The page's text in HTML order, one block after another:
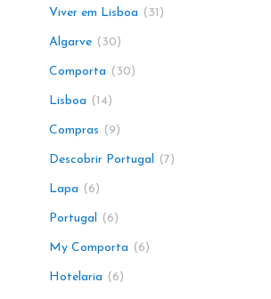
Viver em Lisboa 31
Algarve 30
Comporta 30
Lisboa 14
Compras 9
Descobrir Portugal 7
Lapa 6
Portugal 6
My Comporta 6
Hotelaria 6